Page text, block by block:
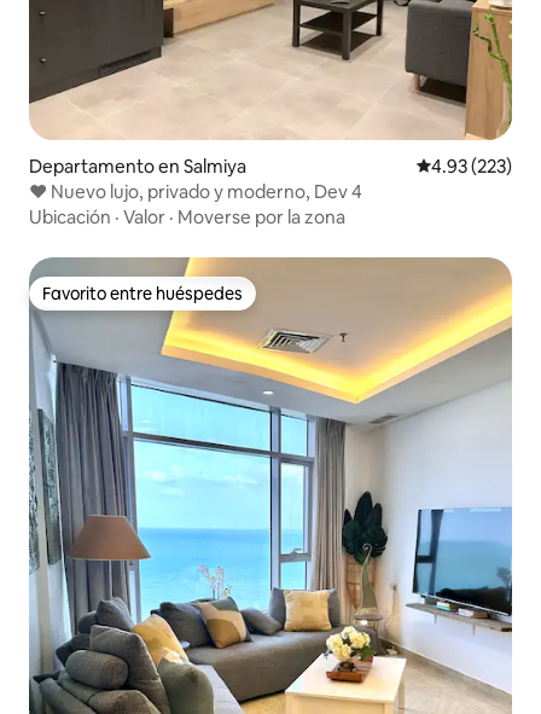
Departamento en Salmiya Calificación
4.93 (223)
♥️ Nuevo lujo, privado y moderno, Dev 4
Ubicación · Valor · Moverse por la zona
Favorito entre huéspedes
Favorito entre huéspedes